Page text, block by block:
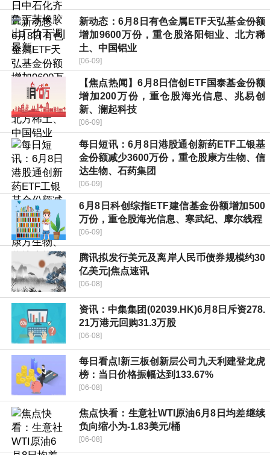
新动态：6月8日有色金属ETF天弘基金份额
增加9600万份，重仓股洛阳钼业、北方稀
土、中国铝业
[06-09]
【焦点热闻】6月8日信创ETF国泰基金份额
增加200万份，重仓股海光信息、兆易创
新、澜起科技
[06-09]
每日短讯：6月8日港股通创新药ETF工银基
金份额减少3600万份，重仓股康方生物、信
达生物、石药集团
[06-09]
6月8日科创综指ETF建信基金份额增加500
万份，重仓股海光信息、寒武纪、摩尔线程
[06-09]
腾讯拟发行美元及离岸人民币债券规模约30
亿美元|焦点速讯
[06-08]
资讯：中集集团(02039.HK)6月8日斥资278.
21万港元回购31.3万股
[06-08]
每日看点!新三板创新层公司九天利建登龙虎
榜：当日价格振幅达到133.67%
[06-08]
焦点快看：生意社WTI原油6月8日均差继续
负向缩小为-1.83美元/桶
[06-08]